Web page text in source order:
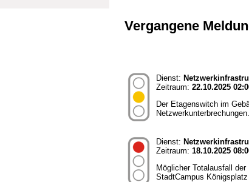
Vergangene
Dienst:
Zeitraum: 22.10.2025
Der Etagenswitch im
Netzwerkunterbrechungen.
Dienst:
Zeitraum: 18.10.2025
Möglicher Totalausfall
StadtCampus